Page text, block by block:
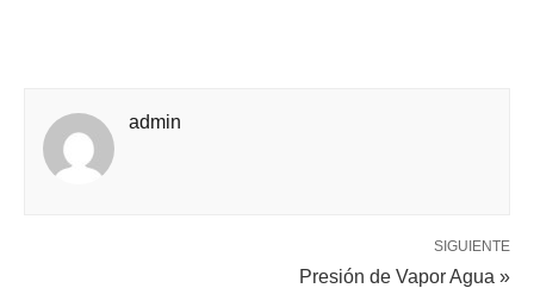
admin
SIGUIENTE
Presión de Vapor Agua »